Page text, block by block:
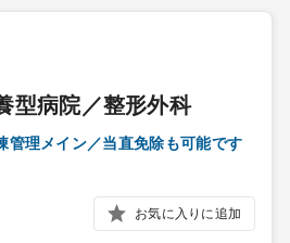
型病院／整形外科
管理メイン／当直免除も可能です
お気に入りに追加